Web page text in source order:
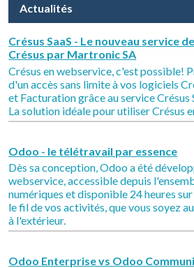
Actualités
Crésus SaaS - Le nouveau service
Crésus par Martronic SA
Crésus en webservice, c'est possible!
d'un accès sans limite à vos logiciels
et Facturation grâce au service Crésus
La solution idéale pour utiliser Crésus
Odoo - le télétravail par essence
Dès sa conception, Odoo a été
webservice, accessible depuis
numériques et disponible 24 heures
le fil de vos activités, que vous soyez
à l'extérieur.
Odoo Enterprise vs Odoo